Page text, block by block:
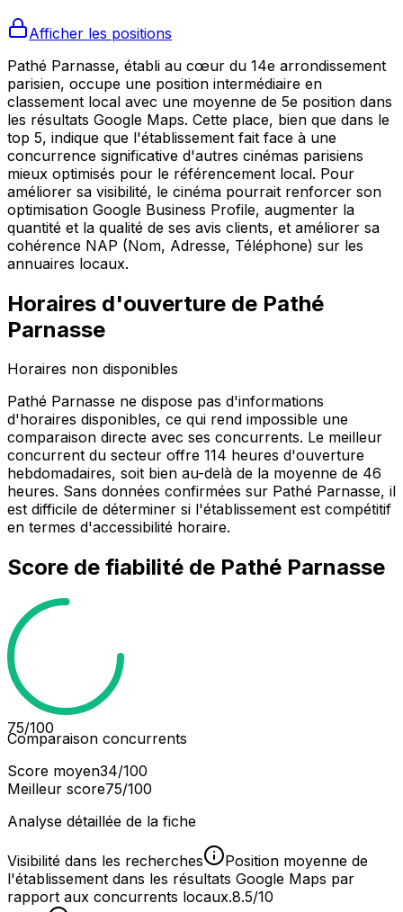
Afficher les positions
Pathé Parnasse, établi au cœur du 14e arrondissement
parisien, occupe une position intermédiaire en
classement local avec une moyenne de 5e position dans
les résultats Google Maps. Cette place, bien que dans le
top 5, indique que l'établissement fait face à une
concurrence significative d'autres cinémas parisiens
mieux optimisés pour le référencement local. Pour
améliorer sa visibilité, le cinéma pourrait renforcer son
optimisation Google Business Profile, augmenter la
quantité et la qualité de ses avis clients, et améliorer sa
cohérence NAP (Nom, Adresse, Téléphone) sur les
annuaires locaux.
Horaires d'ouverture de Pathé
Parnasse
Horaires non disponibles
Pathé Parnasse ne dispose pas d'informations
d'horaires disponibles, ce qui rend impossible une
comparaison directe avec ses concurrents. Le meilleur
concurrent du secteur offre 114 heures d'ouverture
hebdomadaires, soit bien au-delà de la moyenne de 46
heures. Sans données confirmées sur Pathé Parnasse, il
est difficile de déterminer si l'établissement est compétitif
en termes d'accessibilité horaire.
Score de fiabilité de Pathé Parnasse
75/100
Comparaison concurrents
Score moyen34/100
Meilleur score75/100
Analyse détaillée de la fiche
Visibilité dans les recherches
Position moyenne de
l'établissement dans les résultats Google Maps par
rapport aux concurrents locaux.8.5/10